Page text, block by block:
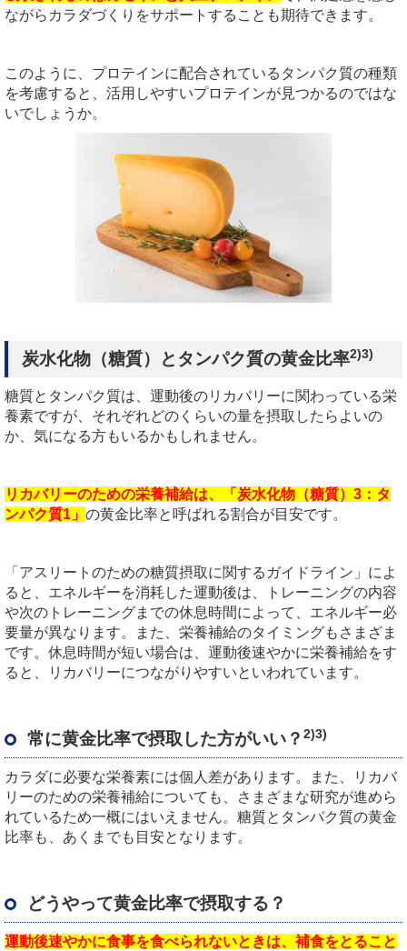
ながらカラダづくりをサポートすることも期待できます。
このように、プロテインに配合されているタンパク質の種類
を考慮すると、活用しやすいプロテインが見つかるのではな
いでしょうか。
炭水化物（糖質）とタンパク質の黄金比率2)3)
糖質とタンパク質は、運動後のリカバリーに関わっている栄
養素ですが、それぞれどのくらいの量を摂取したらよいの
か、気になる方もいるかもしれません。
リカバリーのための栄養補給は、「炭水化物（糖質）3：タ
ンパク質1」 の黄金比率と呼ばれる割合が目安です。
「アスリートのための糖質摂取に関するガイドライン」によ
ると、エネルギーを消耗した運動後は、トレーニングの内容
や次のトレーニングまでの休息時間によって、エネルギー必
要量が異なります。また、栄養補給のタイミングもさまざま
です。休息時間が短い場合は、運動後速やかに栄養補給をす
ると、リカバリーにつながりやすいといわれています。
常に黄金比率で摂取した方がいい？ 2)3)
カラダに必要な栄養素には個人差があります。また、リカバ
リーのための栄養補給についても、さまざまな研究が進めら
れているため一概にはいえません。糖質とタンパク質の黄金
比率も、あくまでも目安となります。
どうやって黄金比率で摂取する？
運動後速やかに食事を食べられないときは、補食をとること